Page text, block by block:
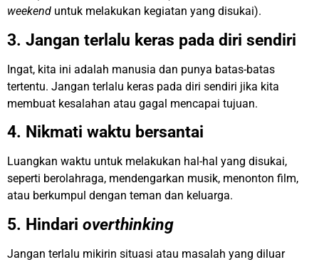
weekend untuk melakukan kegiatan yang disukai).
3. Jangan terlalu keras pada diri sendiri
Ingat, kita ini adalah manusia dan punya batas-batas
tertentu. Jangan terlalu keras pada diri sendiri jika kita
membuat kesalahan atau gagal mencapai tujuan.
4. Nikmati waktu bersantai
Luangkan waktu untuk melakukan hal-hal yang disukai,
seperti berolahraga, mendengarkan musik, menonton film,
atau berkumpul dengan teman dan keluarga.
5. Hindari overthinking
Jangan terlalu mikirin situasi atau masalah yang diluar